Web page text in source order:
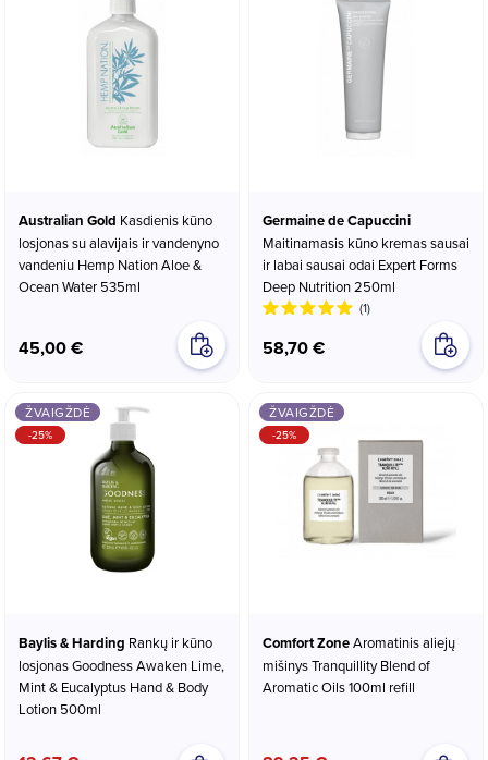
Australian Gold
losjonas su alavijais ir vandenyno
vandeniu Hemp Nation Aloe &
Ocean Water 535ml
45,00 €
Germaine de Capuccini
Maitinamasis kūno kremas sausai
ir labai sausai odai Expert Forms
Deep Nutrition 250ml
(1)
58,70 €
Baylis & Harding
losjonas Goodness Awaken Lime,
Mint & Eucalyptus Hand & Body
Lotion 500ml
ŽVAIGŽDĖ
-25%
Comfort Zone
mišinys Tranquillity Blend of
Aromatic Oils 100ml refill
ŽVAIGŽDĖ
-25%